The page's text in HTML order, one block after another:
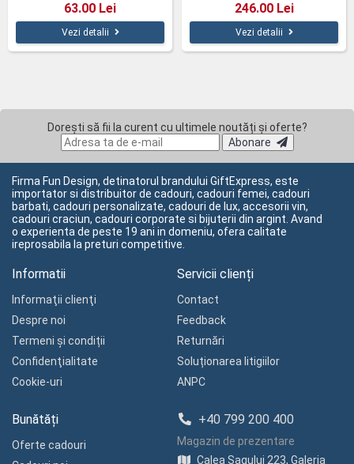
63.00 Lei
Vezi detalii
246.00 Lei
Vezi detalii
Dorești să fii la curent cu ultimele noutăți și oferte?
Abonare
Firma Fun Design, detinatorul brandului GiftExpress, este
importator si distribuitor de cadouri, cadouri femei, cadouri
barbati, cadouri personalizate, cadouri de lux, accesorii vin,
cadouri craciun, cadouri corporate si bijuterii din argint. Avand
o experienta de peste 19 ani in domeniu, ofera calitate
ireprosabila la preturi competitive.
Informatii
Informaţii clienţi
Despre noi
Termeni și condiții
Confidenţialitate
Cookie-uri
Servicii clienți
Contact
Feedback
Returnări
Soluționarea litigiilor
ANPC
Bunătăți
Oferte cadouri
+40 799 200 400
Magazin de prezentare
Calea Sagului 223, Galeria